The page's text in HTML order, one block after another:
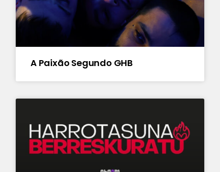
A Paixão Segundo GHB